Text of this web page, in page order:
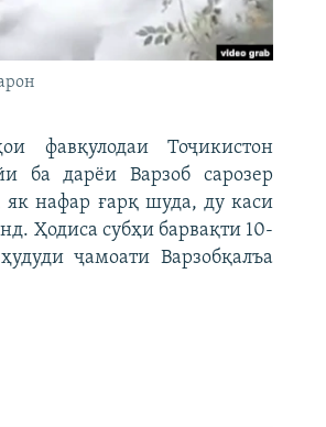
фавқулодаи Тоҷикистон
ба дарёи Варзоб сарозер
нафар ғарқ шуда, ду каси
Ҳодиса субҳи барвақти 10-
ҷамоати Варзобқалъа